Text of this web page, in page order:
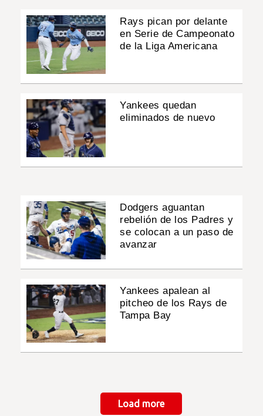
Rays pican por delante
en Serie de Campeonato
de la Liga Americana
Yankees quedan
eliminados de nuevo
Dodgers aguantan
rebelión de los Padres y
se colocan a un paso de
avanzar
Yankees apalean al
pitcheo de los Rays de
Tampa Bay
Load more